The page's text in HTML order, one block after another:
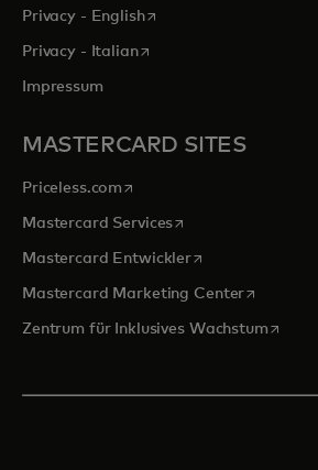
Privacy - Englishwird in einer neuen
Privacy - Italianwird in einer neuen
Impressum
MASTERCARD SITES
Priceless.com wird in einer neuen
Mastercard Serviceswird in einer neuen
Mastercard Entwicklerwird in einer
Mastercard Marketing Centerwird in
Zentrum für Inklusives Wachstumwird